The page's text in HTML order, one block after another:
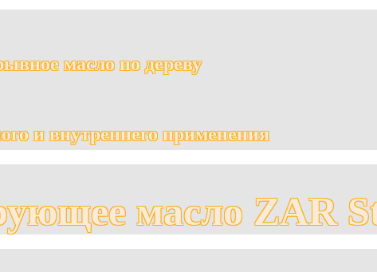
масло по дереву
и внутреннего применения
масло ZAR